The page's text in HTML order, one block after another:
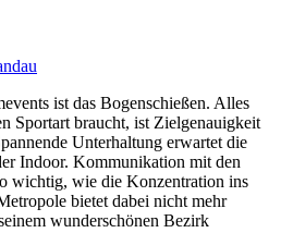
ist das Bogenschießen. Alles
Sportart braucht, ist Zielgenauigkeit
Unterhaltung erwartet die
Indoor. Kommunikation mit den
wichtig, wie die Konzentration ins
bietet dabei nicht mehr
wunderschönen Bezirk